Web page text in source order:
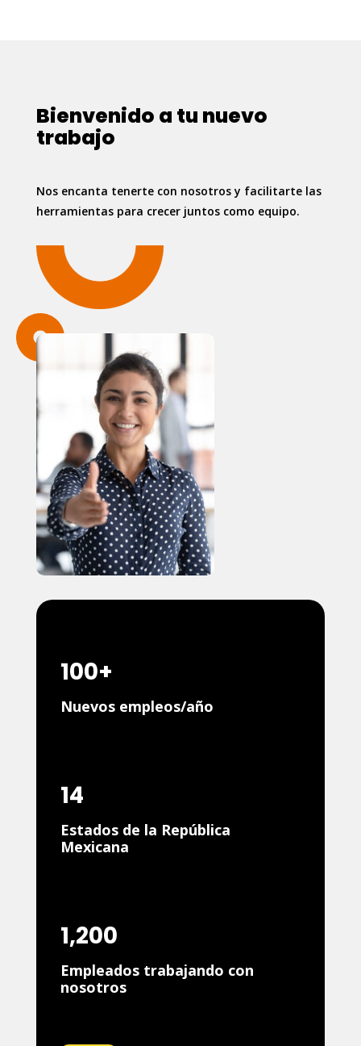
Contacto
Bienvenido a tu nuevo
trabajo
Nos encanta tenerte con nosotros y facilitarte las
herramientas para crecer juntos como equipo.
100+
Nuevos empleos/año
14
Estados de la República
Mexicana
1,200
Empleados trabajando con
nosotros